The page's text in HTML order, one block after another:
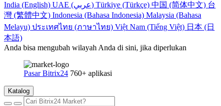
India (English)
UAE (عربي) Türkiye (Türkçe) 中国 (简体中文) 台
灣 (繁體中文) Indonesia (Bahasa Indonesia) Malaysia (Bahasa
Melayu) ประเทศไทย (ภาษาไทย) Việt Nam (Tiếng Việt) 日本 (日
本語)
Anda bisa mengubah wilayah Anda di sini, jika diperlukan
Pasar Bitrix24 760+ aplikasi
Katalog